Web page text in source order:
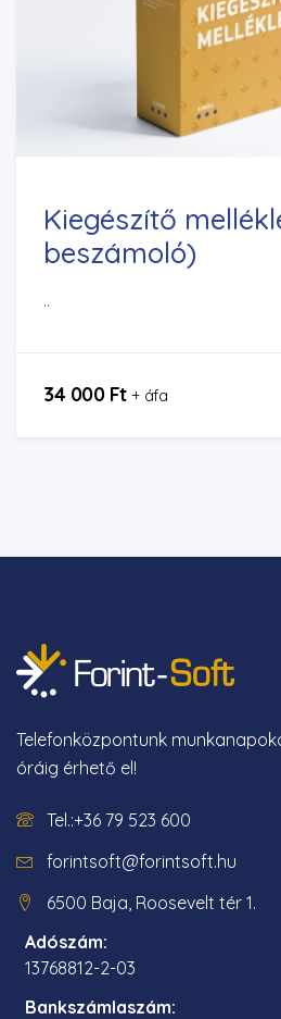
Kiegészítő
beszámoló)
..
34 000 Ft+ áfa
Telefonközpontunk
óráig érhető el!
Tel.:+36 79 523 600
forintsoft@forintsoft.hu
6500 Baja, Roosevelt tér 1.
Adószám:
13768812-2-03
Bankszámlaszám: